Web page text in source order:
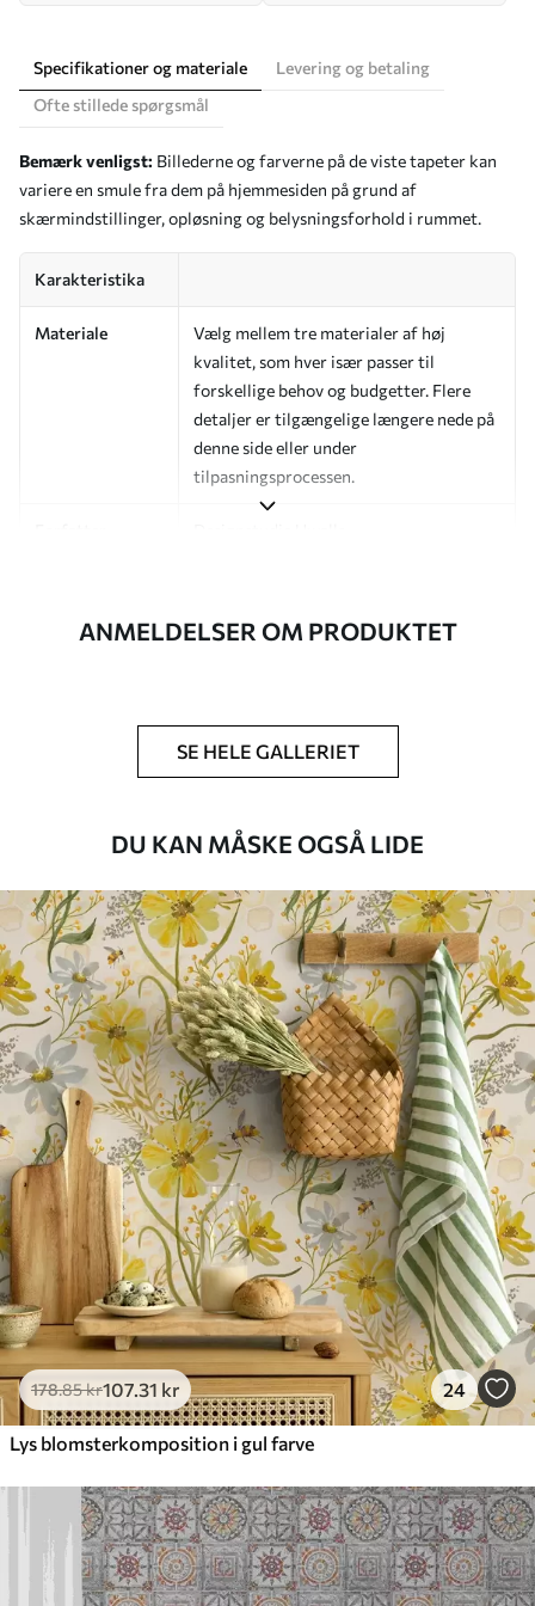
Specifikationer og materiale
Levering og betaling
Ofte stillede spørgsmål
Bemærk venligst: Billederne og farverne på de viste tapeter kan
variere en smule fra dem på hjemmesiden på grund af
skærmindstillinger, opløsning og belysningsforhold i rummet.
Karakteristika
Materiale
Vælg mellem tre materialer af høj
kvalitet, som hver især passer til
forskellige behov og budgetter. Flere
detaljer er tilgængelige længere nede på
denne side eller under
tilpasningsprocessen.
Efterbehandling Halvmat.
med en bredde på op til 50 cm.
muligheder
tapetklæber.
blød svamp. Tapeter med lakfinish kan
rengøres med vand.
Anvendelsesmetode Problemfri anvendelse
Tilgængelige materialer
Standard
365 .00219.00kr/m²
Premium
448 .33 269.00kr/m²
Premium vinyl
516.67310.00kr/m²
ANMELDELSER OM PRODUKTET
SE HELE GALLERIET
DU KAN MÅSKE OGSÅ LIDE
178.85kr107.31 kr 24
Lys blomsterkomposition i gul farve